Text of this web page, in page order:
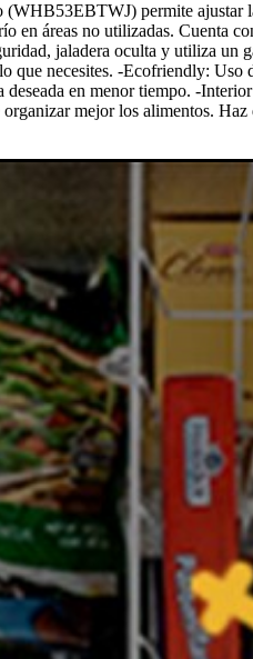
permite ajustar
en áreas no utilizadas. Cuenta
jaladera oculta y utiliza un
necesites. -Ecofriendly: Uso
en menor tiempo. -
mejor los alimentos. Haz